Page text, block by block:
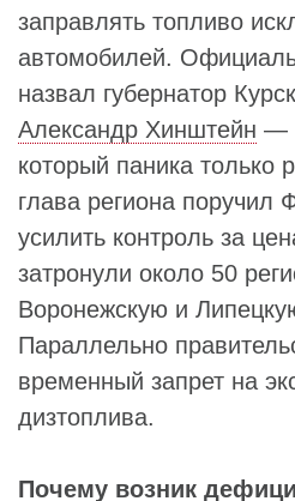
заправлять топливо
автомобилей.
назвал губернатор
Александр Хинштейн —
который паника только
глава региона поручил
усилить контроль за
затронули около 50
Воронежскую и
Параллельно
временный запрет на
дизтоплива.
Почему возник